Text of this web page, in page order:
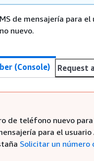
de mensajería para el
nuevo.
(Console) Request
de teléfono nuevo
para el usuario
Solicitar un